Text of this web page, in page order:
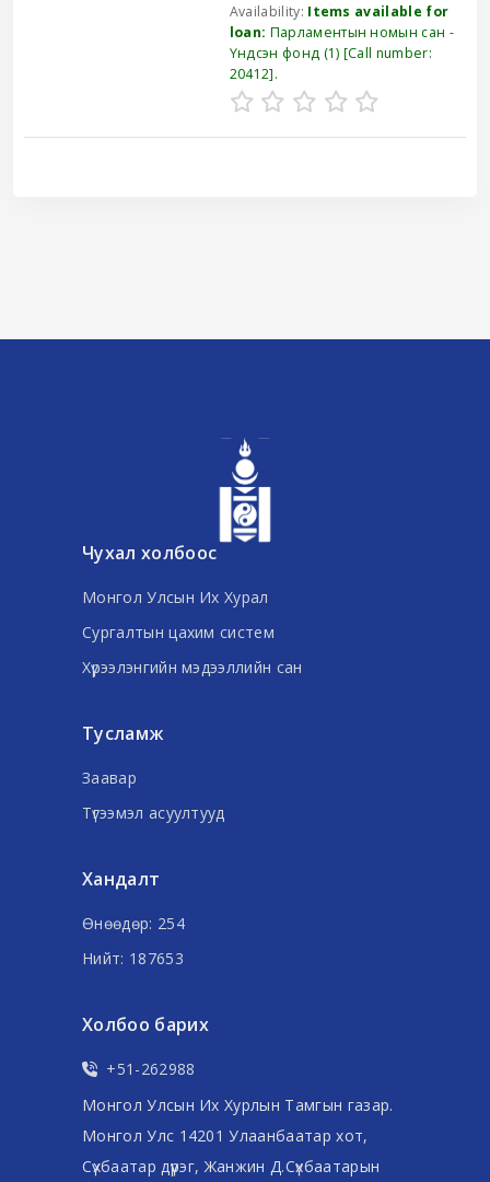
Availability: Items available for
loan: Парламентын номын сан -
Үндсэн фонд (1) Call number:
20412 .
Чухал холбоос
Монгол Улсын Их Хурал
Сургалтын цахим систем
Хүрээлэнгийн мэдээллийн сан
Тусламж
Заавар
Түгээмэл асуултууд
Хандалт
Өнөөдөр: 254
Нийт: 187653
Холбоо барих
+51-262988
Монгол Улсын Их Хурлын Тамгын газар.
Монгол Улс 14201 Улаанбаатар хот,
Сүхбаатар дүүрэг, Жанжин Д.Сүхбаатарын